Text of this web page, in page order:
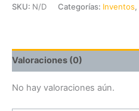
SKU: N/D Categorías: Inventos,
Valoraciones (0)
No hay valoraciones aún.